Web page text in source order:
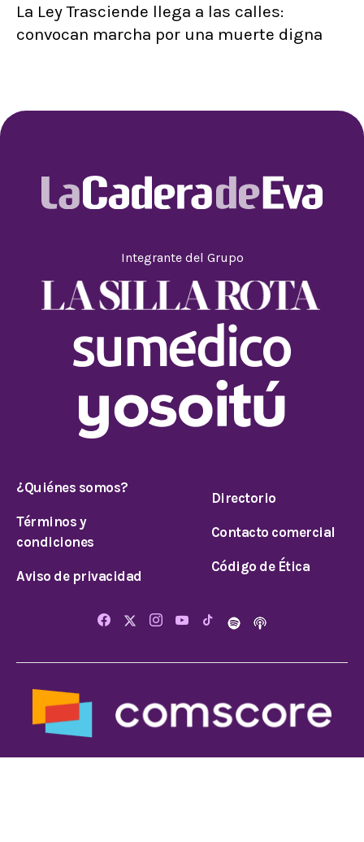
La Ley Trasciende llega a las calles:
convocan marcha por una muerte digna
Integrante del Grupo
¿Quiénes somos?
Términos y
condiciones
Aviso de privacidad
Directorio
Contacto comercial
Código de Ética